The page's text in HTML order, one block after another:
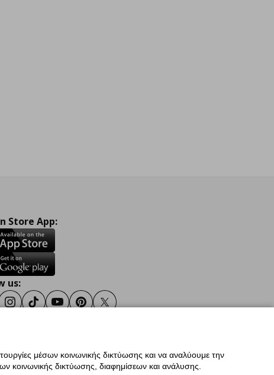
Store App:
us:
Instagram
TikTokYoutubePinterestTwitter
Γενική Πολιτική Προσωπικών Δεδομένων
μέσων κοινωνικής δικτύωσης και να αναλύουμε την
κοινωνικής δικτύωσης, διαφημίσεων και ανάλυσης.